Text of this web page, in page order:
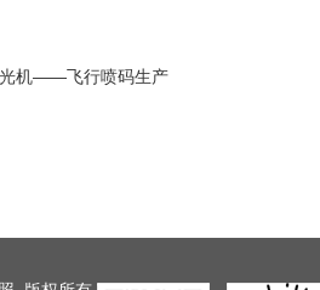
光机——飞行喷码生产